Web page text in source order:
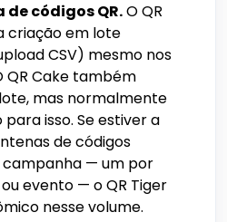
de códigos QR.O QR
criação em lote
CSV) mesmo nos
QR Cake também
mas normalmente
isso. Se estiver a
de códigos
campanha — um por
evento — o QR Tiger
nesse volume.